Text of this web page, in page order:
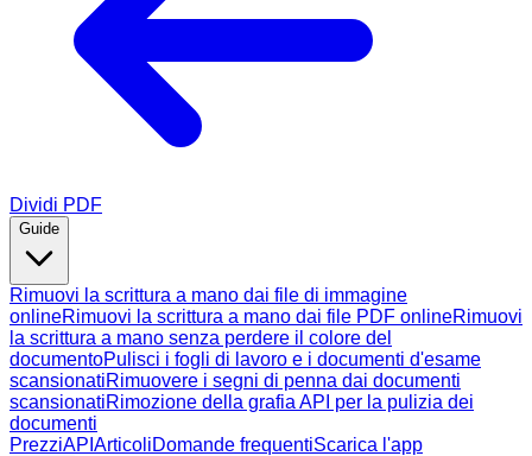
Dividi PDF
Guide
Rimuovi la scrittura a mano dai file di immagine
onlineRimuovi la scrittura a mano dai file PDF onlineRimuovi
la scrittura a mano senza perdere il colore del
documentoPulisci i fogli di lavoro e i documenti d'esame
scansionatiRimuovere i segni di penna dai documenti
scansionatiRimozione della grafia API per la pulizia dei
documenti
PrezziAPI ArticoliDomande frequentiScarica l'app